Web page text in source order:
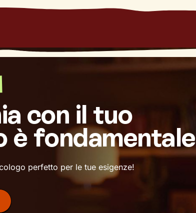
con il tuo
è fondamentale
perfetto per le tue esigenze!